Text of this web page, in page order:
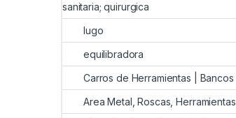
sanitaria; quirurgica
lugo
equilibradora
Carros de Herramientas | Bancos
Area Metal, Roscas, Herramientas